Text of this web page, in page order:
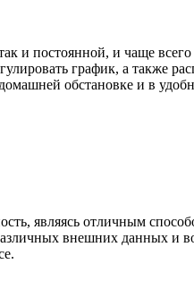
и постоянной, и чаще
график, а
обстановке и в
являясь отличным
внешних данных и